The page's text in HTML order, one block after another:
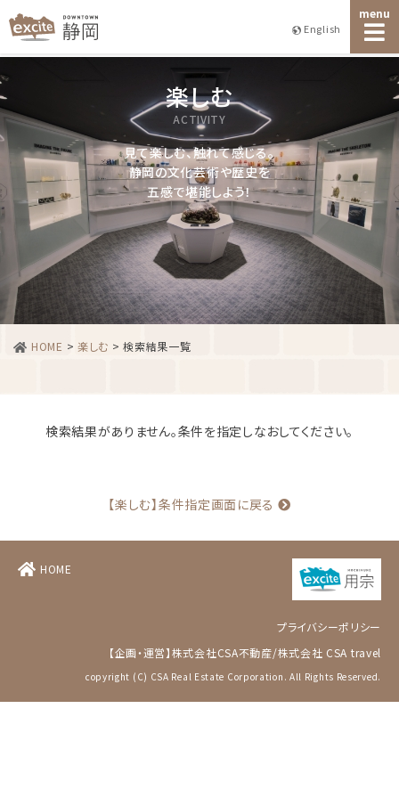
English
menu
楽しむ
ACTIVITY
見て楽しむ、触れて感じる。
静岡の文化芸術や歴史を
五感で堪能しよう！
HOME > 楽しむ > 検索結果一覧
検索結果がありません。条件を指定しなおしてください。
【楽しむ】条件指定画面に戻る
HOME
プライバシーポリシー
【企画・運営】株式会社CSA不動産/株式会社 CSA travel
copyright (C) CSA Real Estate Corporation. All Rights Reserved.